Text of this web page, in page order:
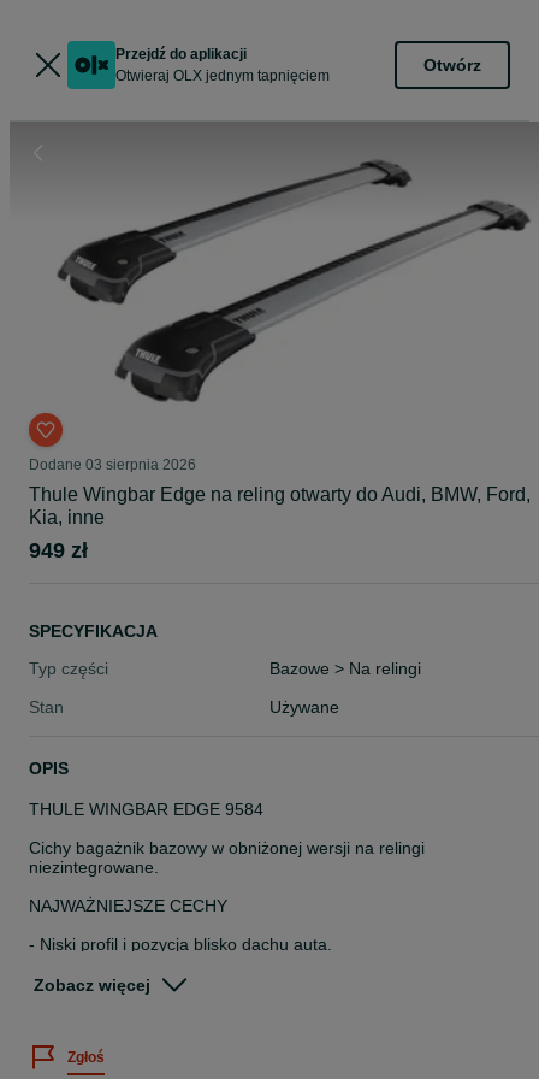
Przejdź do aplikacji
Otwieraj OLX jednym tapnięciem
Otwórz
Dodane 03 sierpnia 2026
Thule Wingbar Edge na reling otwarty do Audi, BMW, Ford,
Kia, inne
949 zł
SPECYFIKACJA
Typ części
Bazowe > Na relingi
Stan
Używane
OPIS
THULE WINGBAR EDGE 9584
Cichy bagażnik bazowy w obniżonej wersji na relingi
niezintegrowane.
NAJWAŻNIEJSZE CECHY
- Niski profil i pozycja blisko dachu auta.
- Samochody z szyberdachem: bagażnik znajduje się dość blisko
- Łatwe w użyciu narzędzie ze wskaźnikiem momentu obrotowego
Zobacz więcej
Zgłoś